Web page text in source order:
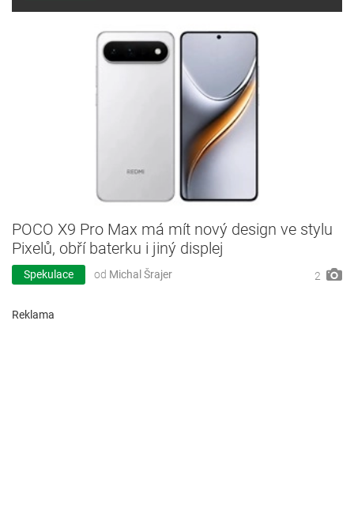
POCO X9 Pro Max má mít nový design ve stylu
Pixelů, obří baterku i jiný displej
Spekulace od Michal Šrajer 2
Reklama